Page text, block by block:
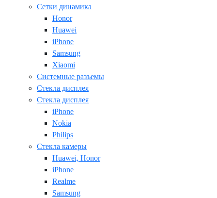
Сетки динамика
Honor
Huawei
iPhone
Samsung
Xiaomi
Системные разъемы
Стекла дисплея
Стекла дисплея
iPhone
Nokia
Philips
Стекла камеры
Huawei, Honor
iPhone
Realme
Samsung